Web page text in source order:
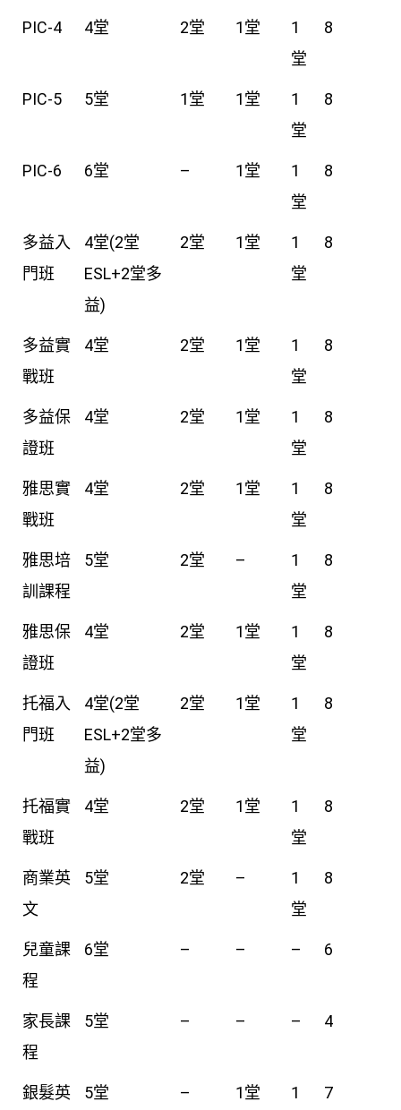
PIC-4 4堂 2堂 1堂
1
堂
8
PIC-5 5堂 1堂 1堂
1
堂
8
PIC-6 6堂 – 1堂
1
堂
8
多益入
門班
4堂(2堂
ESL+2堂多
益)
2堂 1堂
1
堂
8
多益實
戰班
4堂 2堂 1堂
1
堂
8
多益保
證班
4堂 2堂 1堂
1
堂
8
雅思實
戰班
4堂 2堂 1堂
1
堂
8
雅思培
訓課程
5堂 2堂 –
1
堂
8
雅思保
證班
4堂 2堂 1堂
1
堂
8
托福入
門班
4堂(2堂
ESL+2堂多
益)
2堂 1堂
1
堂
8
托福實
戰班
4堂 2堂 1堂
1
堂
8
商業英
文
5堂 2堂 –
1
堂
8
兒童課
程
6堂 – – – 6
家長課
程
5堂 – – – 4
銀髮英 5堂 – 1堂 1 7